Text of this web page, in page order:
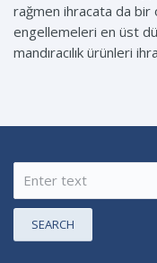
rağmen ihracata da bir
engellemeleri en üst
mandıracılık ürünleri
SEARCH